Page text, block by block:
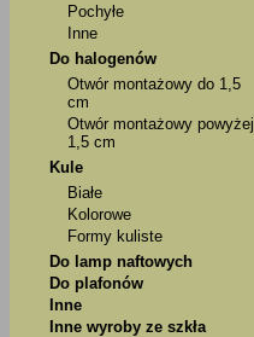
Pochyłe
Inne
Do halogenów
Otwór montażowy do 1,5
cm
Otwór montażowy powyżej
1,5 cm
Kule
Białe
Kolorowe
Formy kuliste
Do lamp naftowych
Do plafonów
Inne
Inne wyroby ze szkła